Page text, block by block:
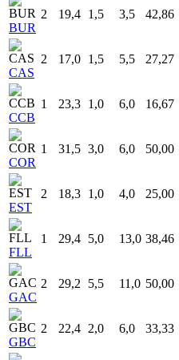
BUR
2 19,4 1,5 3,5 42,86
CAS
2 17,0 1,5 5,5 27,27
CCB
1 23,3 1,0 6,0 16,67
COR
1 31,5 3,0 6,0 50,00
EST
2 18,3 1,0 4,0 25,00
FLL
1 29,4 5,0 13,0 38,46
GAC
2 29,2 5,5 11,0 50,00
GBC
2 22,4 2,0 6,0 33,33